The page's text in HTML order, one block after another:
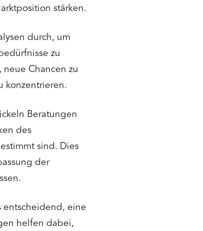
stärken.
durch, um
zu
Chancen zu
konzentrieren.
Beratungen
des
sind. Dies
der
entscheidend, eine
helfen dabei,